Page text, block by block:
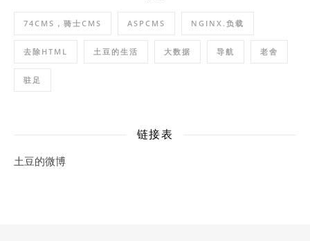
74CMS，骑士CMS ASPCMS NGINX.负载
去除HTML 土豆的生活 大数据 导航 老舍
驻足
链接表
土豆的微博